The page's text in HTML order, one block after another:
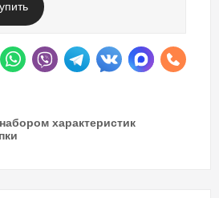
характеристик